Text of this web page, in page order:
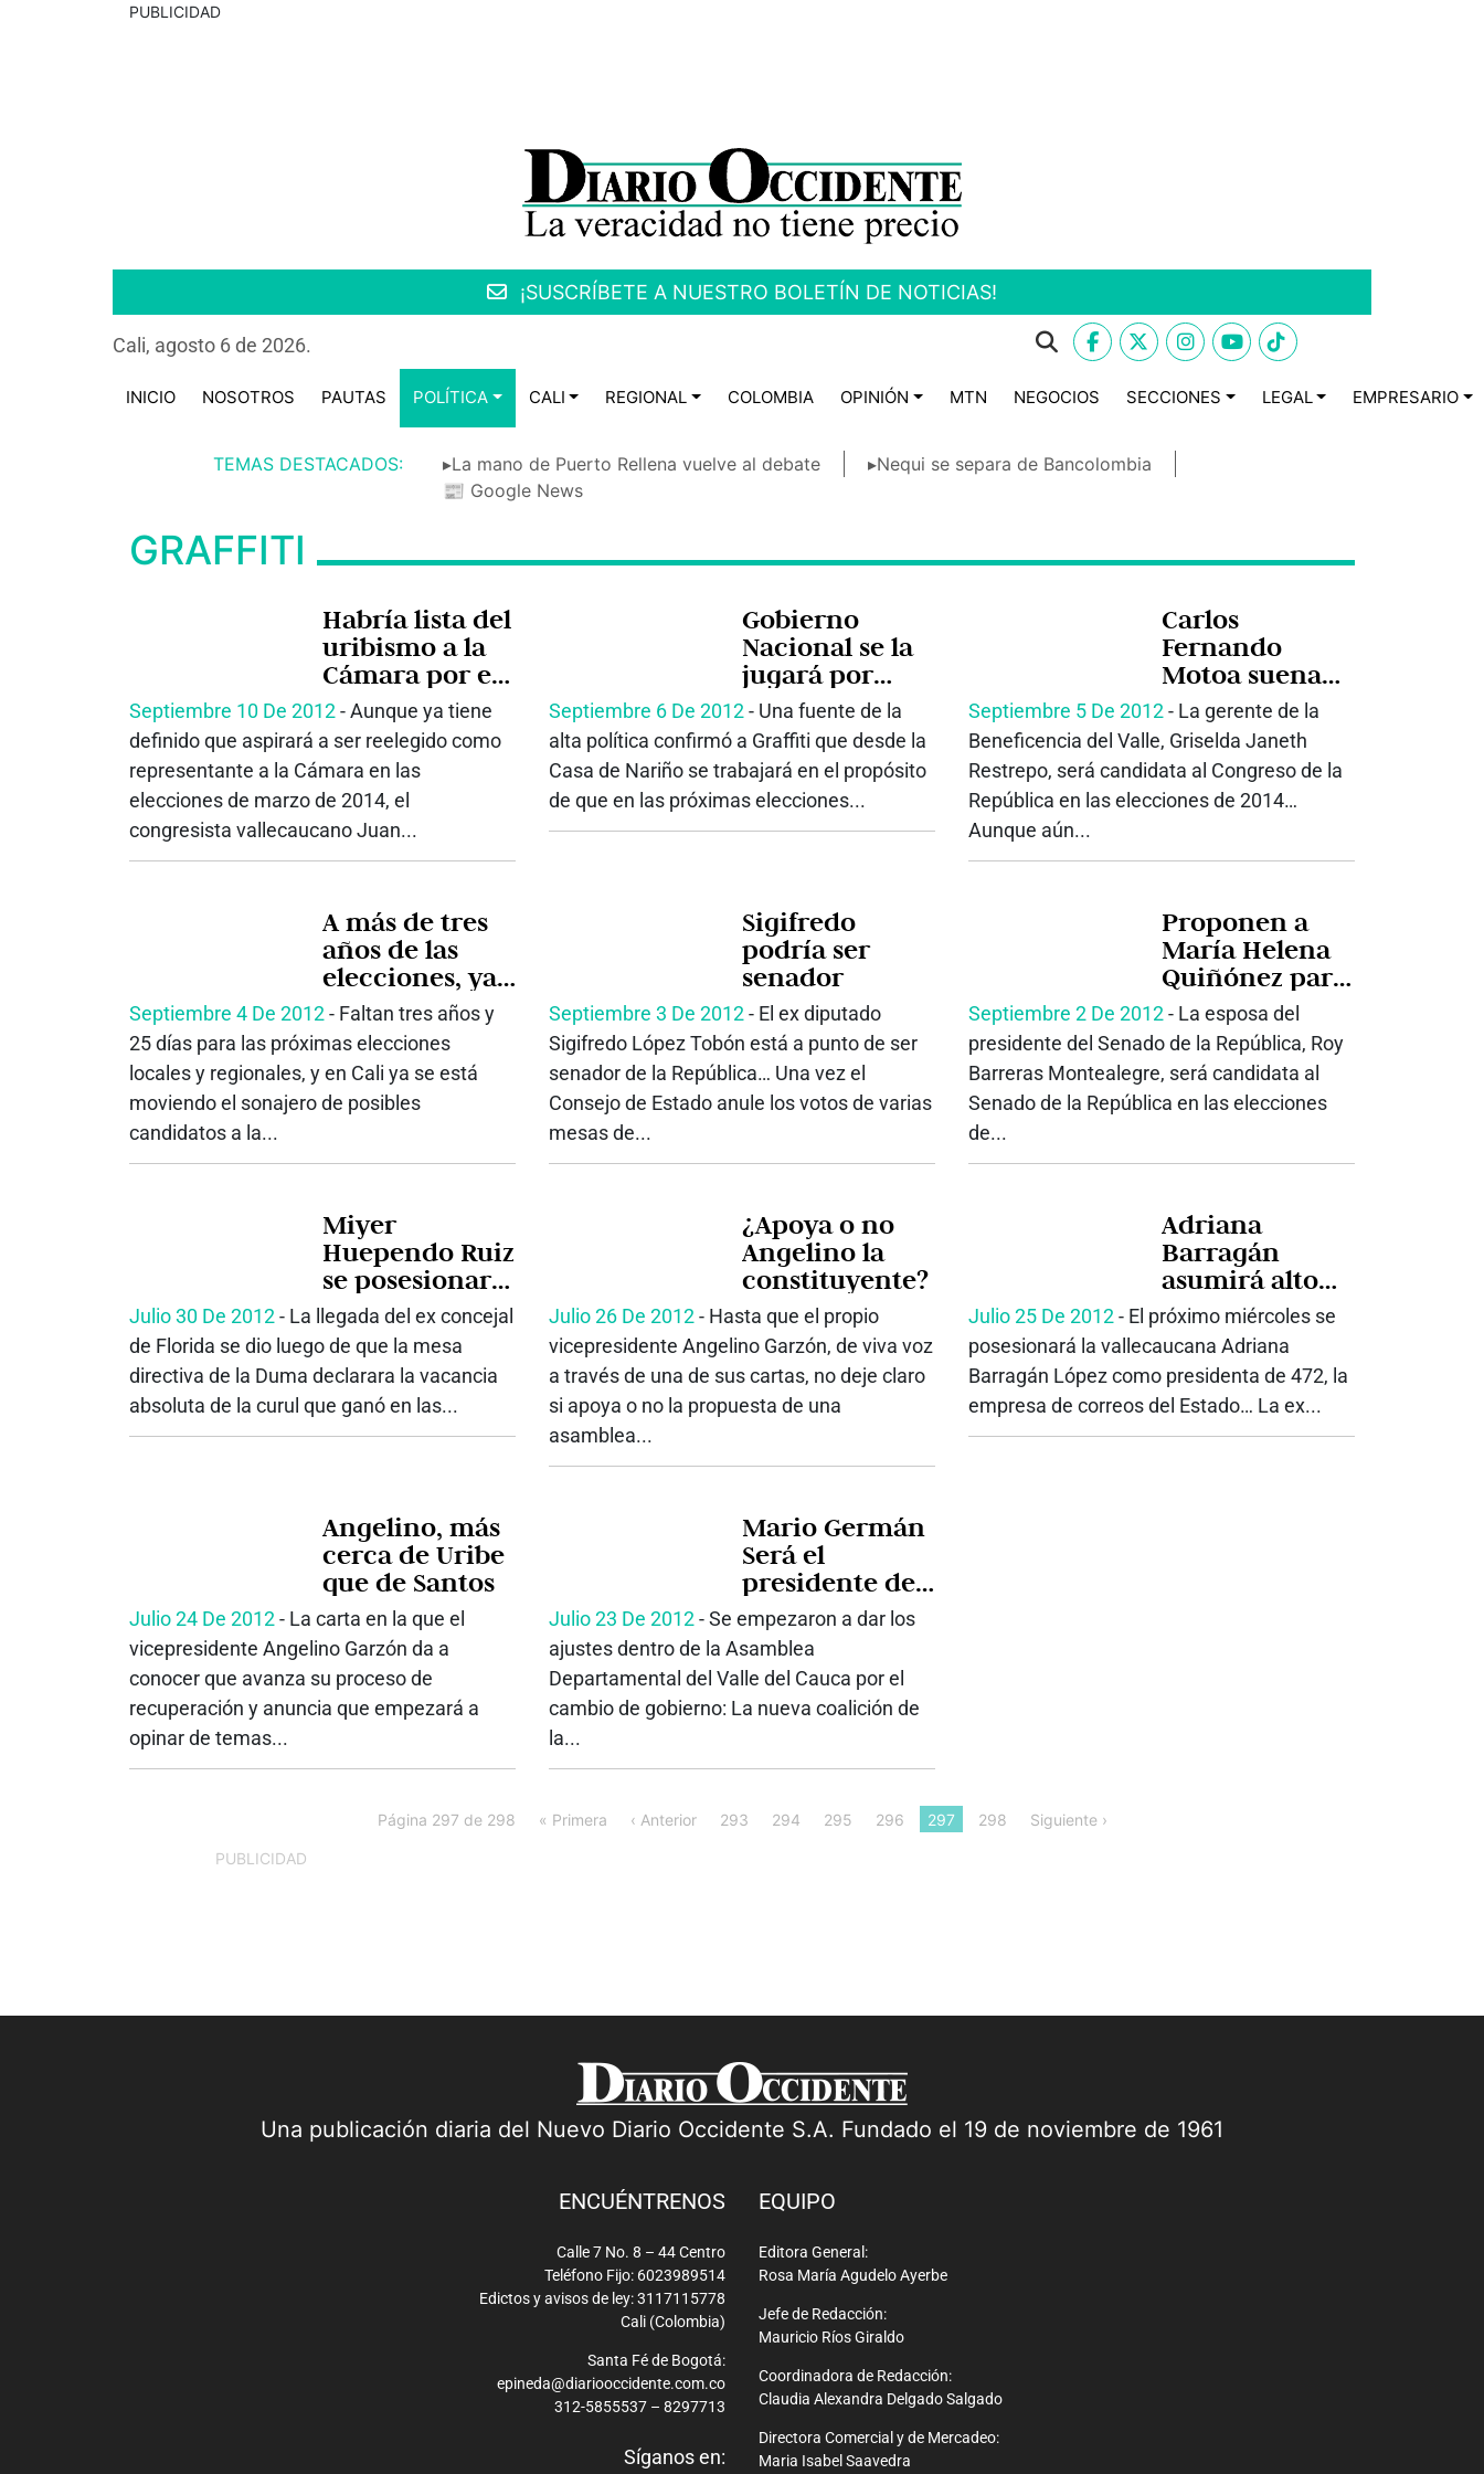
PUBLICIDAD
¡SUSCRÍBETE A NUESTRO BOLETÍN DE NOTICIAS!
Cali, agosto 6 de 2026.
INICIO NOSOTROS PAUTAS POLÍTICA CALI REGIONAL COLOMBIA OPINIÓN MTN NEGOCIOS SECCIONES LEGAL EMPRESARIO
TEMAS DESTACADOS: ▸La mano de Puerto Rellena vuelve al debate
▸Nequi se separa de Bancolombia
📰 Google News
GRAFFITI
Habría lista del
uribismo a la
Cámara por el
Valle
Septiembre 10 De 2012‐ Aunque ya tiene
definido que aspirará a ser reelegido como
representante a la Cámara en las
elecciones de marzo de 2014, el
congresista vallecaucano Juan...
Gobierno
Nacional se la
jugará por
eliminación de
Vicepresidencia
Septiembre 6 De 2012‐ Una fuente de la
alta política confirmó a Graffiti que desde la
Casa de Nariño se trabajará en el propósito
de que en las próximas elecciones...
Carlos
Fernando
Motoa suena
para la
Gobernación
del Valle
Septiembre 5 De 2012‐ La gerente de la
Beneficencia del Valle, Griselda Janeth
Restrepo, será candidata al Congreso de la
República en las elecciones de 2014…
Aunque aún...
A más de tres
años de las
elecciones, ya
hay lista de
candidatos a la
Alcaldía de Cali
Septiembre 4 De 2012‐ Faltan tres años y
25 días para las próximas elecciones
locales y regionales, y en Cali ya se está
moviendo el sonajero de posibles
candidatos a la...
Sigifredo
podría ser
senador
Septiembre 3 De 2012‐ El ex diputado
Sigifredo López Tobón está a punto de ser
senador de la República… Una vez el
Consejo de Estado anule los votos de varias
mesas de...
Proponen a
María Helena
Quiñónez para
la Alcaldía de
Buenaventura
Septiembre 2 De 2012‐ La esposa del
presidente del Senado de la República, Roy
Barreras Montealegre, será candidata al
Senado de la República en las elecciones
de...
Miyer
Huependo Ruiz
se posesionará
hoy como
diputado a la
Asamblea del
Valle del Cauca
Julio 30 De 2012‐ La llegada del ex concejal
de Florida se dio luego de que la mesa
directiva de la Duma declarara la vacancia
absoluta de la curul que ganó en las...
¿Apoya o no
Angelino la
constituyente?
Julio 26 De 2012‐ Hasta que el propio
vicepresidente Angelino Garzón, de viva voz
a través de una de sus cartas, no deje claro
si apoya o no la propuesta de una
asamblea...
Adriana
Barragán
asumirá alto
cargo nacional
Julio 25 De 2012‐ El próximo miércoles se
posesionará la vallecaucana Adriana
Barragán López como presidenta de 472, la
empresa de correos del Estado… La ex...
Angelino, más
cerca de Uribe
que de Santos
Julio 24 De 2012‐ La carta en la que el
vicepresidente Angelino Garzón da a
conocer que avanza su proceso de
recuperación y anuncia que empezará a
opinar de temas...
Mario Germán
Será el
presidente de
la Asamblea en
2013
Julio 23 De 2012‐ Se empezaron a dar los
ajustes dentro de la Asamblea
Departamental del Valle del Cauca por el
cambio de gobierno: La nueva coalición de
la...
Página 297 de 298 « Primera ‹ Anterior 293 294 295 296 297 298 Siguiente ›
PUBLICIDAD
Una publicación diaria del Nuevo Diario Occidente S.A. Fundado el 19 de noviembre de 1961
ENCUÉNTRENOS
Calle 7 No. 8 – 44 Centro
Teléfono Fijo: 6023989514
Edictos y avisos de ley: 3117115778
Cali (Colombia)
Santa Fé de Bogotá:
epineda@diariooccidente.com.co
312-5855537 – 8297713
Síganos en:
EQUIPO
Editora General:
Rosa María Agudelo Ayerbe
Jefe de Redacción:
Mauricio Ríos Giraldo
Coordinadora de Redacción:
Claudia Alexandra Delgado Salgado
Directora Comercial y de Mercadeo:
Maria Isabel Saavedra